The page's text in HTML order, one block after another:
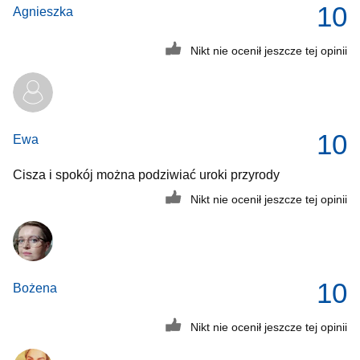
10
Agnieszka
Nikt nie ocenił jeszcze tej opinii
10
Ewa
Cisza i spokój można podziwiać uroki przyrody
Nikt nie ocenił jeszcze tej opinii
10
Bożena
Nikt nie ocenił jeszcze tej opinii